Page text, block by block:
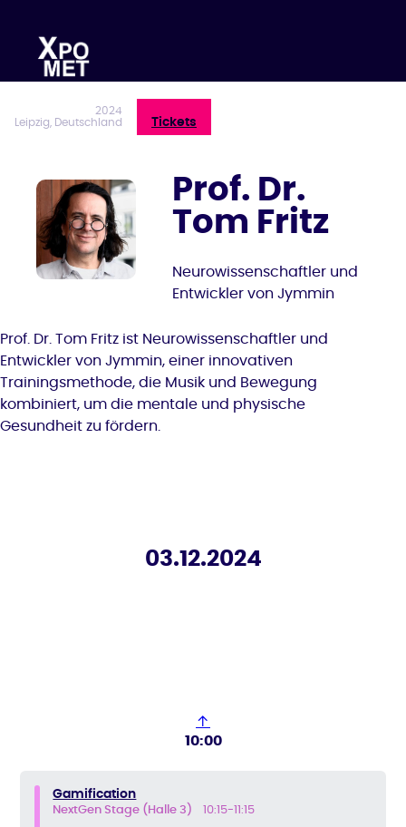
springen
2024
Leipzig, Deutschland
Tickets
Prof. Dr.
Tom Fritz
Neurowissenschaftler und
Entwickler von Jymmin
Prof. Dr. Tom Fritz ist Neurowissenschaftler und
Entwickler von Jymmin, einer innovativen
Trainingsmethode, die Musik und Bewegung
kombiniert, um die mentale und physische
Gesundheit zu fördern.
03.12.2024
↑
10:00
Gamification
NextGen Stage (Halle 3) 10:15-11:15